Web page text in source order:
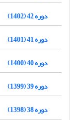
دوره 42 (1402)
دوره 41 (1401)
دوره 40 (1400)
دوره 39 (1399)
دوره 38 (1398)